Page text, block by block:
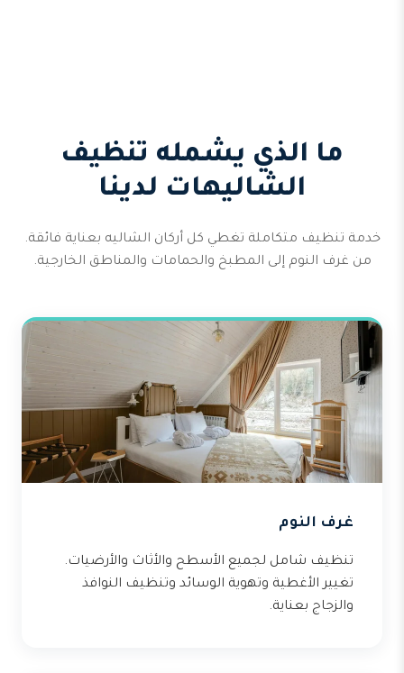
ما الذي يشمله تنظيف
الشاليهات لدينا
خدمة تنظيف متكاملة تغطي كل أركان الشاليه بعناية فائقة.
من غرف النوم إلى المطبخ والحمامات والمناطق الخارجية.
غرف النوم
تنظيف شامل لجميع الأسطح والأثاث والأرضيات.
تغيير الأغطية وتهوية الوسائد وتنظيف النوافذ
والزجاج بعناية.